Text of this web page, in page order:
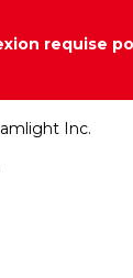
requise
Inc.